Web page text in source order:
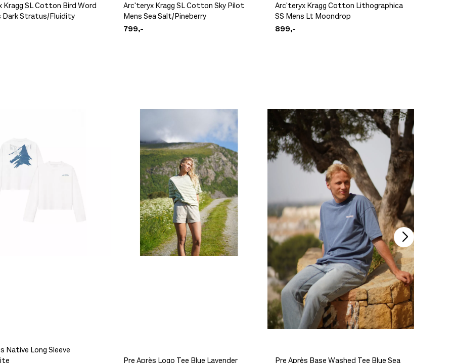
Kragg SL Cotton Bird Word
Dark Stratus/Fluidity
Arc'teryx Kragg SL Cotton Sky Pilot
Mens Sea Salt/Pineberry
799,-
Arc'teryx Kragg Cotton Lithographica
SS Mens Lt Moondrop
899,-
Native Long Sleeve
Pre Après Logo Tee Blue Lavender Pre Après Base Washed Tee Blue Sea